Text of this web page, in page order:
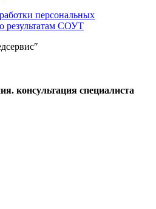
персональных
результатам СОУТ
консультация специалиста